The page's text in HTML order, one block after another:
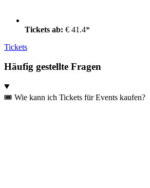
Tickets ab: € 41.4*
Tickets
Häufig gestellte Fragen
🎟️ Wie kann ich Tickets für Events kaufen?